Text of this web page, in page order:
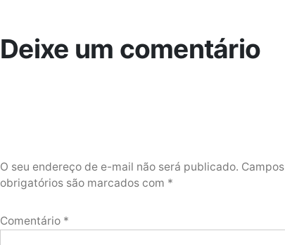
Deixe um comentário
O seu endereço de e-mail não será publicado. Campos
obrigatórios são marcados com *
Comentário *